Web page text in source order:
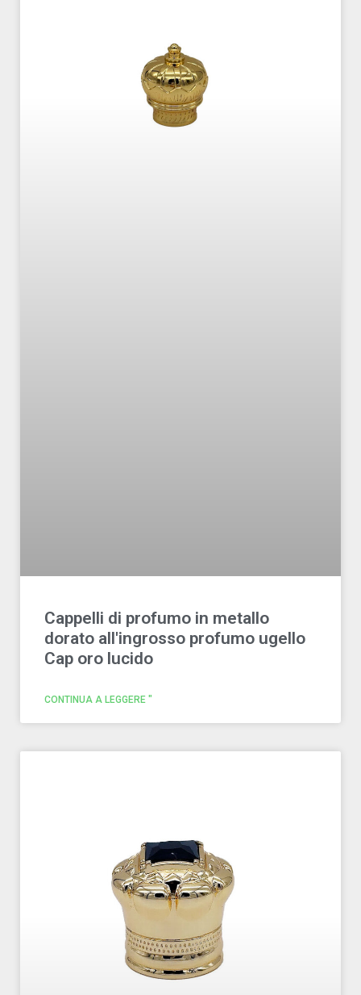
Cappelli di profumo in metallo
dorato all'ingrosso profumo ugello
Cap oro lucido
CONTINUA A LEGGERE "